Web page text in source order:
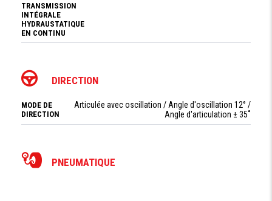
TRANSMISSION
INTÉGRALE
HYDRAUSTATIQUE
EN CONTINU
DIRECTION
MODE DE
DIRECTION
Articulée avec oscillation / Angle d'oscillation 12° /
Angle d'articulation ± 35˚
PNEUMATIQUE